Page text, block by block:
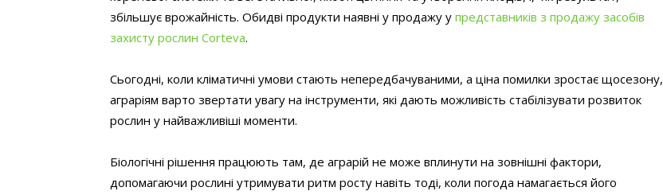
збільшує врожайність. Обидві продукти наявні у продажу у представників з продажу засобів
захисту рослин Corteva.
Сьогодні, коли кліматичні умови стають непередбачуваними, а ціна помилки зростає щосезону,
аграріям варто звертати увагу на інструменти, які дають можливість стабілізувати розвиток
рослин у найважливіші моменти.
Біологічні рішення працюють там, де аграрій не може вплинути на зовнішні фактори,
допомагаючи рослині утримувати ритм росту навіть тоді, коли погода намагається його